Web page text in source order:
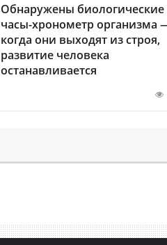
Обнаружены биологические
часы-хронометр организма
когда они выходят из строя,
развитие человека
останавливается